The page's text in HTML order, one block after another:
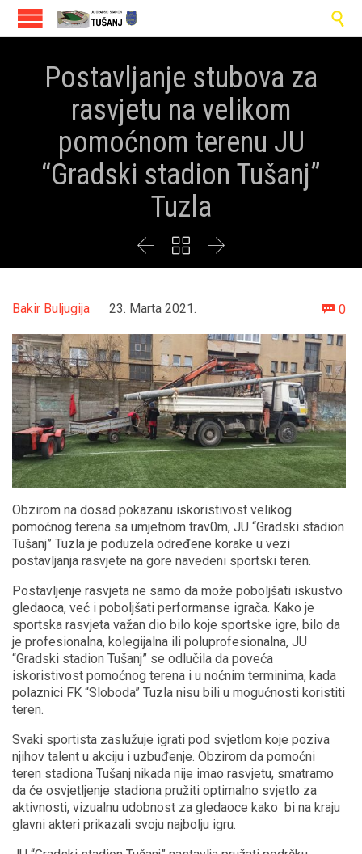

Postavljanje stubova za
rasvjetu na velikom
pomoćnom terenu JU
“Gradski stadion Tušanj”
Tuzla
  
Bakir Buljugija 23. Marta 2021.  0
Obzirom na dosad pokazanu iskoristivost velikog
pomoćnog terena sa umjetnom trav0m, JU “Gradski stadion
Tušanj” Tuzla je poduzela određene korake u vezi
postavljanja rasvjete na gore navedeni sportski teren.
Postavljenje rasvjeta ne samo da može poboljšati iskustvo
gledaoca, već i poboljšati performanse igrača. Kako je
sportska rasvjeta važan dio bilo koje sportske igre, bilo da
je profesionalna, kolegijalna ili poluprofesionalna, JU
“Gradski stadion Tušanj” se odlučila da poveća
iskoristivost pomoćnog terena i u noćnim terminima, kada
polaznici FK “Sloboda” Tuzla nisu bili u mogućnosti koristiti
teren.
Svaki sportista zaslužuje igrati pod svjetlom koje poziva
njihov talent u akciju i uzbuđenje. Obzirom da pomoćni
teren stadiona Tušanj nikada nije imao rasvjetu, smatramo
da će osvjetljenje stadiona pružiti optimalno svjetlo za
aktivnosti, vizualnu udobnost za gledaoce kako bi na kraju
glavni akteri prikazali svoju najbolju igru.